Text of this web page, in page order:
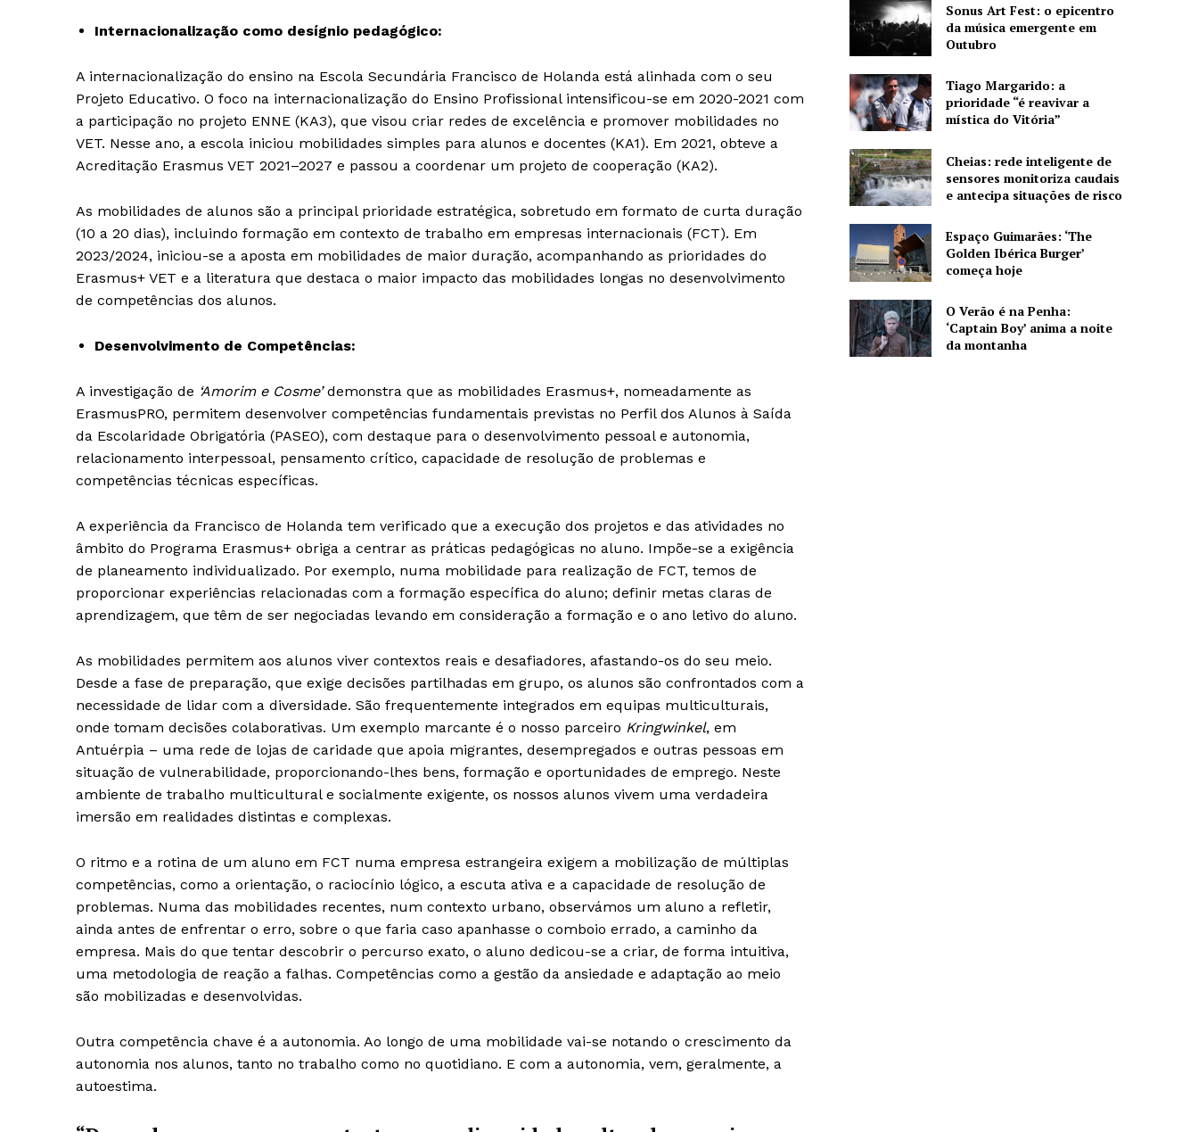
SUBSCREVA JÁ!
Institucional
Artigos
Publicidade
Quero ser Assinante
Internacionalização como desígnio pedagógico:
A internacionalização do ensino na Escola Secundária Francisco de Holanda está alinhada com o seu
Projeto Educativo. O foco na internacionalização do Ensino Profissional intensificou-se em 2020-2021 com
a participação no projeto ENNE (KA3), que visou criar redes de excelência e promover mobilidades no
VET. Nesse ano, a escola iniciou mobilidades simples para alunos e docentes (KA1). Em 2021, obteve a
Acreditação Erasmus VET 2021–2027 e passou a coordenar um projeto de cooperação (KA2).
As mobilidades de alunos são a principal prioridade estratégica, sobretudo em formato de curta duração
(10 a 20 dias), incluindo formação em contexto de trabalho em empresas internacionais (FCT). Em
2023/2024, iniciou-se a aposta em mobilidades de maior duração, acompanhando as prioridades do
Erasmus+ VET e a literatura que destaca o maior impacto das mobilidades longas no desenvolvimento
de competências dos alunos.
Desenvolvimento de Competências:
A investigação de ‘Amorim e Cosme’demonstra que as mobilidades Erasmus+, nomeadamente as
ErasmusPRO, permitem desenvolver competências fundamentais previstas no Perfil dos Alunos à Saída
da Escolaridade Obrigatória (PASEO), com destaque para o desenvolvimento pessoal e autonomia,
relacionamento interpessoal, pensamento crítico, capacidade de resolução de problemas e
competências técnicas específicas.
A experiência da Francisco de Holanda tem verificado que a execução dos projetos e das atividades no
âmbito do Programa Erasmus+ obriga a centrar as práticas pedagógicas no aluno. Impõe-se a exigência
de planeamento individualizado. Por exemplo, numa mobilidade para realização de FCT, temos de
proporcionar experiências relacionadas com a formação específica do aluno; definir metas claras de
aprendizagem, que têm de ser negociadas levando em consideração a formação e o ano letivo do aluno.
As mobilidades permitem aos alunos viver contextos reais e desafiadores, afastando-os do seu meio.
Desde a fase de preparação, que exige decisões partilhadas em grupo, os alunos são confrontados com a
necessidade de lidar com a diversidade. São frequentemente integrados em equipas multiculturais,
onde tomam decisões colaborativas. Um exemplo marcante é o nosso parceiro Kringwinkel, em
Antuérpia – uma rede de lojas de caridade que apoia migrantes, desempregados e outras pessoas em
situação de vulnerabilidade, proporcionando-lhes bens, formação e oportunidades de emprego. Neste
ambiente de trabalho multicultural e socialmente exigente, os nossos alunos vivem uma verdadeira
imersão em realidades distintas e complexas.
O ritmo e a rotina de um aluno em FCT numa empresa estrangeira exigem a mobilização de múltiplas
competências, como a orientação, o raciocínio lógico, a escuta ativa e a capacidade de resolução de
problemas. Numa das mobilidades recentes, num contexto urbano, observámos um aluno a refletir,
ainda antes de enfrentar o erro, sobre o que faria caso apanhasse o comboio errado, a caminho da
empresa. Mais do que tentar descobrir o percurso exato, o aluno dedicou-se a criar, de forma intuitiva,
uma metodologia de reação a falhas. Competências como a gestão da ansiedade e adaptação ao meio
são mobilizadas e desenvolvidas.
Outra competência chave é a autonomia. Ao longo de uma mobilidade vai-se notando o crescimento da
autonomia nos alunos, tanto no trabalho como no quotidiano. E com a autonomia, vem, geralmente, a
autoestima.
Sonus Art Fest: o epicentro
da música emergente em
Outubro
Tiago Margarido: a
prioridade “é reavivar a
mística do Vitória”
Cheias: rede inteligente de
sensores monitoriza caudais
e antecipa situações de risco
Espaço Guimarães: ‘The
Golden Ibérica Burger’
começa hoje
O Verão é na Penha:
‘Captain Boy’ anima a noite
da montanha